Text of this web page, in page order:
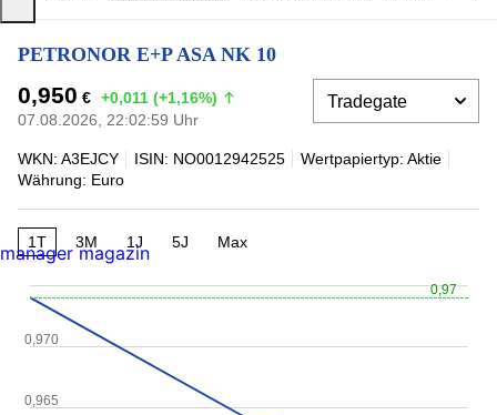
PETRONOR E+P ASA NK 10
0,950 € +0,011 (+1,16%)
07.08.2026, 22:02:59 Uhr
WKN: A3EJCY ISIN: NO0012942525
Wertpapiertyp: Aktie
Währung: Euro
1T 3M 1J 5J Max
0,97
0,965
0,970
manager magazin